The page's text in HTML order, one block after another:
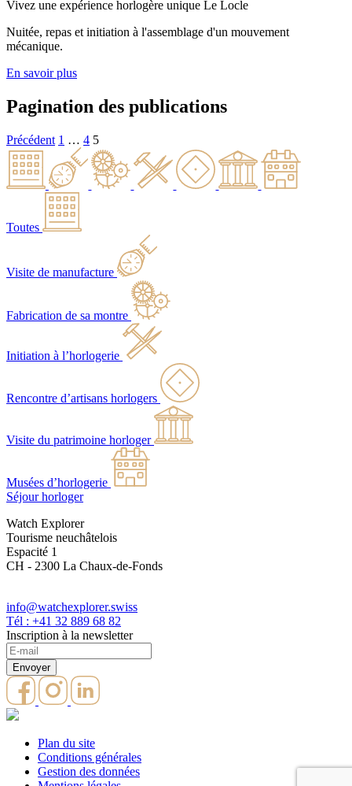
Vivez une expérience horlogère unique Le Locle
Nuitée, repas et initiation à l'assemblage d'un mouvement
mécanique.
En savoir plus
Pagination des publications
Précédent 1 … 4 5
Toutes
Visite de manufacture
Fabrication de sa montre
Initiation à l’horlogerie
Rencontre d’artisans horlogers
Visite du patrimoine horloger
Musées d’horlogerie
Séjour horloger
Watch Explorer
Tourisme neuchâtelois
Espacité 1
CH - 2300 La Chaux-de-Fonds
info@watchexplorer.swiss
Tél : +41 32 889 68 82
Inscription à la newsletter
Plan du site
Conditions générales
Gestion des données